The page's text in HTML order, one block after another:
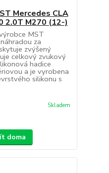
Mercedes CLA
2.0T M270 (12-)
MST
za
zvýšený
celkový zvukový
hadice
a je vyrobena
silikonu s
Skladem
doma